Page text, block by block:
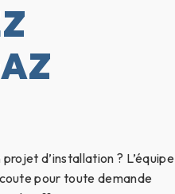
d’installation ? L’équipe
pour toute demande